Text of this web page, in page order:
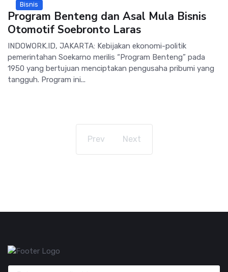
Bisnis
Program Benteng dan Asal Mula Bisnis
Otomotif Soebronto Laras
INDOWORK.ID, JAKARTA: Kebijakan ekonomi-politik
pemerintahan Soekarno merilis “Program Benteng” pada
1950 yang bertujuan menciptakan pengusaha pribumi yang
tangguh. Program ini...
Prev Next